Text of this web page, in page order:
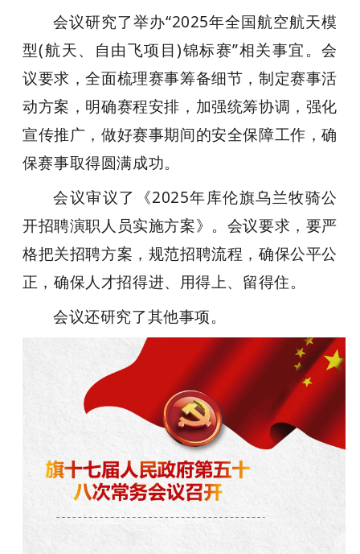
会议研究了举办“2025年全国航空航天模
型(航天、自由飞项目)锦标赛”相关事宜。会
议要求，全面梳理赛事筹备细节，制定赛事活
动方案，明确赛程安排，加强统筹协调，强化
宣传推广，做好赛事期间的安全保障工作，确
保赛事取得圆满成功。
会议审议了《2025年库伦旗乌兰牧骑公
开招聘演职人员实施方案》。会议要求，要严
格把关招聘方案，规范招聘流程，确保公平公
正，确保人才招得进、用得上、留得住。
会议还研究了其他事项。